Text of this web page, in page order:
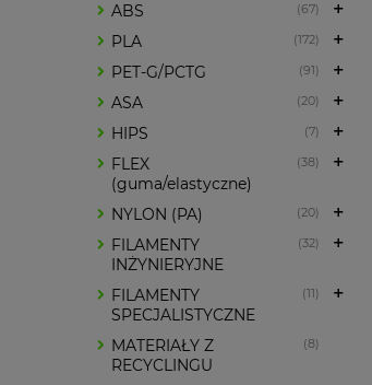
ABS (67)
PLA (172)
PET-G/PCTG (91)
ASA (20)
HIPS (7)
FLEX
(guma/elastyczne)
(38)
NYLON (PA) (20)
FILAMENTY
INŻYNIERYJNE
(32)
FILAMENTY
SPECJALISTYCZNE
(11)
MATERIAŁY Z
RECYCLINGU
(8)